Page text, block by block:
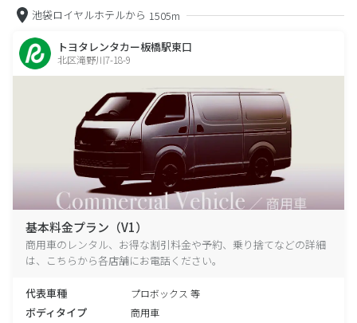
池袋ロイヤルホテルから 1505m
トヨタレンタカー板橋駅東口
北区滝野川7-18-9
基本料金プラン（V1）
商用車のレンタル、お得な割引料金や予約、乗り捨てなどの詳細
は、こちらから各店舗にお電話ください。
代表車種 プロボックス 等
ボディタイプ 商用車